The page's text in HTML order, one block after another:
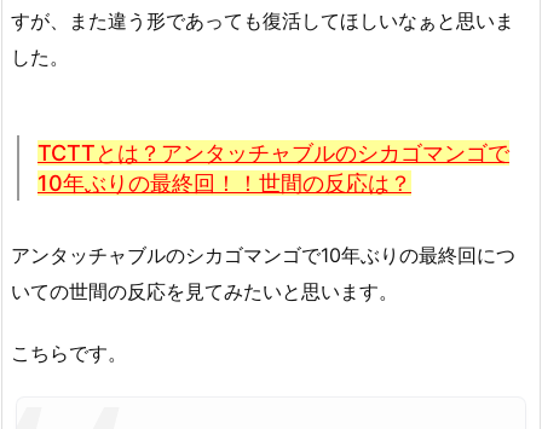
すが、また違う形であっても復活してほしいなぁと思いま
した。
TCTTとは？アンタッチャブルのシカゴマンゴで
10年ぶりの最終回！！世間の反応は？
アンタッチャブルのシカゴマンゴで10年ぶりの最終回につ
いての世間の反応を見てみたいと思います。
こちらです。